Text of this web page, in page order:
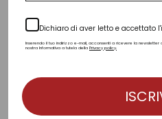
Abito Lungo Floreale
€ 189,00
€ 49,90
-50%
Dichiaro di aver letto e accettato
Inserendo il tuo indirizzo e-mail, acconsenti a ricevere la newsletter
nostra Informativa a tutela della Privacy policy.